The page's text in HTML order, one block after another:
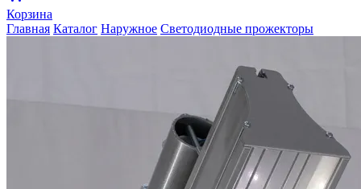
Корзина
Главная Каталог Наружное Светодиодные прожекторы